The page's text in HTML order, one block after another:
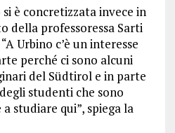
è concretizzata invece in
della professoressa Sarti
Urbino c’è un interesse
perché ci sono alcuni
del Südtirol e in parte
studenti che sono
studiare qui”, spiega la